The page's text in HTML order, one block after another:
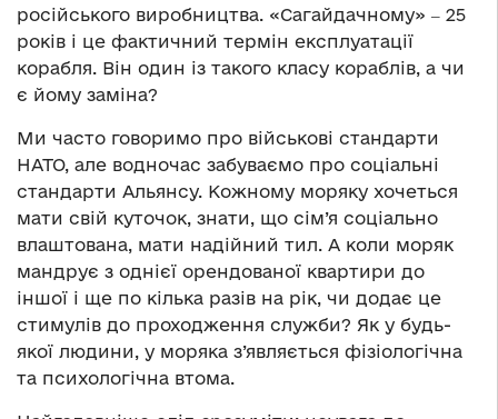
російського виробництва. «Сагайдачному» ‒ 25
років і це фактичний термін експлуатації
корабля. Він один із такого класу кораблів, а чи
є йому заміна?
Ми часто говоримо про військові стандарти
НАТО, але водночас забуваємо про соціальні
стандарти Альянсу. Кожному моряку хочеться
мати свій куточок, знати, що сім’я соціально
влаштована, мати надійний тил. А коли моряк
мандрує з однієї орендованої квартири до
іншої і ще по кілька разів на рік, чи додає це
стимулів до проходження служби? Як у будь-
якої людини, у моряка з’являється фізіологічна
та психологічна втома.